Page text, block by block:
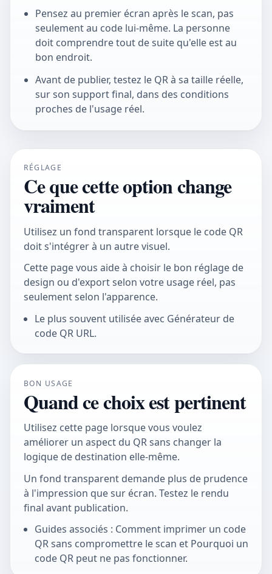
Pensez au premier écran après le scan, pas
seulement au code lui-même. La personne
doit comprendre tout de suite qu'elle est au
bon endroit.
Avant de publier, testez le QR à sa taille réelle,
sur son support final, dans des conditions
proches de l'usage réel.
RÉGLAGE
Ce que cette option change
vraiment
Utilisez un fond transparent lorsque le code QR
doit s'intégrer à un autre visuel.
Cette page vous aide à choisir le bon réglage de
design ou d'export selon votre usage réel, pas
seulement selon l'apparence.
Le plus souvent utilisée avec Générateur de
code QR URL.
BON USAGE
Quand ce choix est pertinent
Utilisez cette page lorsque vous voulez
améliorer un aspect du QR sans changer la
logique de destination elle-même.
Un fond transparent demande plus de prudence
à l'impression que sur écran. Testez le rendu
final avant publication.
Guides associés : Comment imprimer un code
QR sans compromettre le scan et Pourquoi un
code QR peut ne pas fonctionner.